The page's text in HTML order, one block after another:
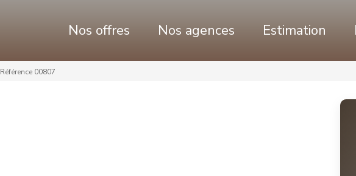
Nos offres Nos agences Estimation
Référence 00807